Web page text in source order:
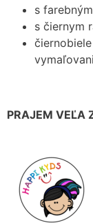
s
s čiernym
PRAJEM VEĽA